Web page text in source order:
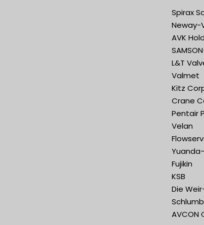
Spirax
Neway-
AVK
L&T
Valmet
Kitz
Crane
Pentair
Velan
Fujikin
KSB
Die
AVCON